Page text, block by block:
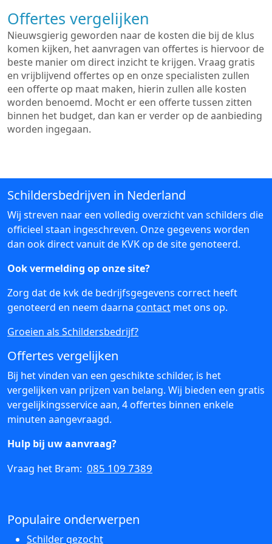
Offertes vergelijken
Nieuwsgierig geworden naar de kosten die bij de klus
komen kijken, het aanvragen van offertes is hiervoor de
beste manier om direct inzicht te krijgen. Vraag gratis
en vrijblijvend offertes op en onze specialisten zullen
een offerte op maat maken, hierin zullen alle kosten
worden benoemd. Mocht er een offerte tussen zitten
binnen het budget, dan kan er verder op de aanbieding
worden ingegaan.
Schildersbedrijven in Nederland
Wij streven naar een volledig overzicht van schilders die
officieel staan ingeschreven. Onze gegevens worden
dan ook direct vanuit de KVK op de site genoteerd.
Ook vermelding op onze site?
Zorg dat de kvk de bedrijfsgegevens correct heeft
genoteerd en neem daarna contact met ons op.
Groeien als Schildersbedrijf?
Offertes vergelijken
Bij het vinden van een geschikte schilder, is het
vergelijken van prijzen van belang. Wij bieden een gratis
vergelijkingsservice aan, 4 offertes binnen enkele
minuten aangevraagd.
Hulp bij uw aanvraag?
Vraag het Bram: 085 109 7389
Populaire onderwerpen
Schilder gezocht